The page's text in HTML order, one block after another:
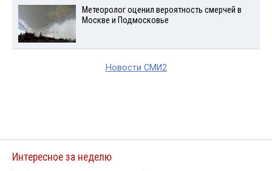
Метеоролог оценил вероятность смерчей в
Москве и Подмосковье
Новости СМИ2
Интересное за неделю